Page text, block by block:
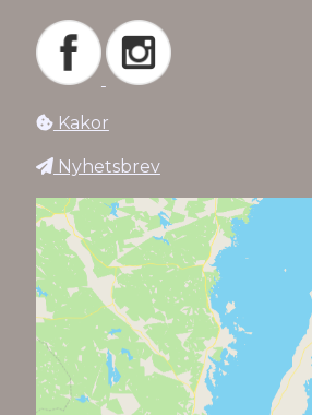
Kakor
Nyhetsbrev